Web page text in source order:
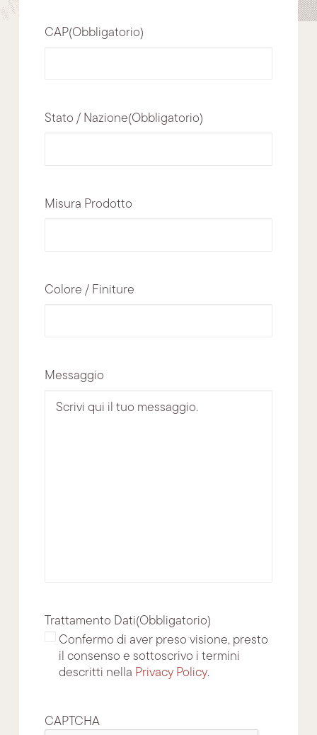
CAP(Obbligatorio)
Stato / Nazione(Obbligatorio)
Misura Prodotto
Colore / Finiture
Messaggio
Trattamento Dati(Obbligatorio)
Confermo di aver preso visione, presto
il consenso e sottoscrivo i termini
descritti nella Privacy Policy.
CAPTCHA